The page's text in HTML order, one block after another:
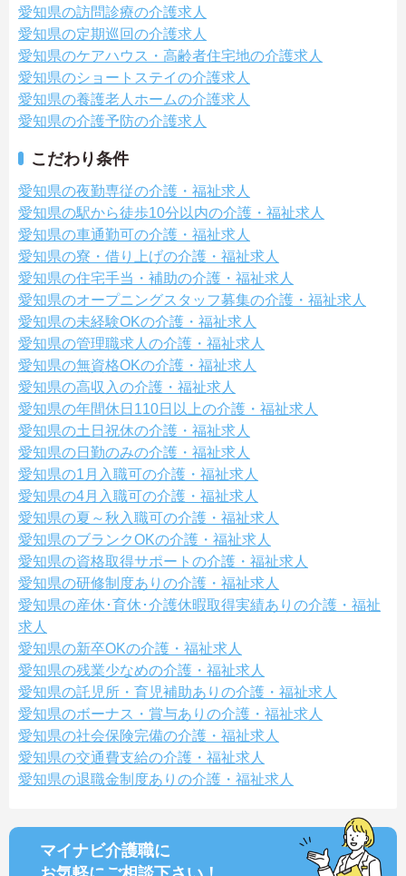
愛知県の訪問診療の介護求人
愛知県の定期巡回の介護求人
愛知県のケアハウス・高齢者住宅地の介護求人
愛知県のショートステイの介護求人
愛知県の養護老人ホームの介護求人
愛知県の介護予防の介護求人
こだわり条件
愛知県の夜勤専従の介護・福祉求人
愛知県の駅から徒歩10分以内の介護・福祉求人
愛知県の車通勤可の介護・福祉求人
愛知県の寮・借り上げの介護・福祉求人
愛知県の住宅手当・補助の介護・福祉求人
愛知県のオープニングスタッフ募集の介護・福祉求人
愛知県の未経験OKの介護・福祉求人
愛知県の管理職求人の介護・福祉求人
愛知県の無資格OKの介護・福祉求人
愛知県の高収入の介護・福祉求人
愛知県の年間休日110日以上の介護・福祉求人
愛知県の土日祝休の介護・福祉求人
愛知県の日勤のみの介護・福祉求人
愛知県の1月入職可の介護・福祉求人
愛知県の4月入職可の介護・福祉求人
愛知県の夏～秋入職可の介護・福祉求人
愛知県のブランクOKの介護・福祉求人
愛知県の資格取得サポートの介護・福祉求人
愛知県の研修制度ありの介護・福祉求人
愛知県の産休･育休･介護休暇取得実績ありの介護・福祉
求人
愛知県の新卒OKの介護・福祉求人
愛知県の残業少なめの介護・福祉求人
愛知県の託児所・育児補助ありの介護・福祉求人
愛知県のボーナス・賞与ありの介護・福祉求人
愛知県の社会保険完備の介護・福祉求人
愛知県の交通費支給の介護・福祉求人
愛知県の退職金制度ありの介護・福祉求人
マイナビ介護職に